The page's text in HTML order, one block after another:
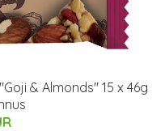
& Almonds" 15 x 46g